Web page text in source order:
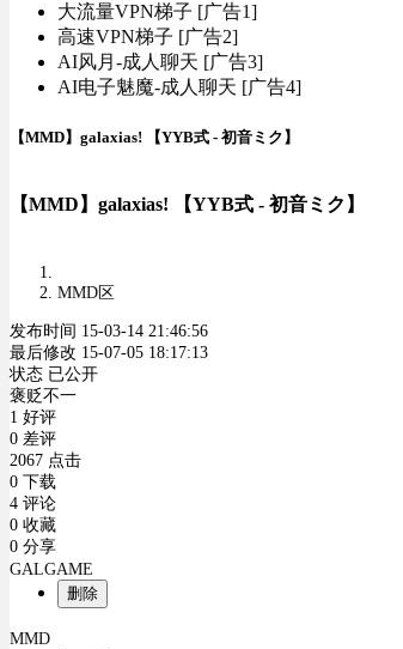
大流量VPN梯子 [广告1]
高速VPN梯子 [广告2]
AI风月-成人聊天 [广告3]
AI电子魅魔-成人聊天 [广告4]
【MMD】galaxias! 【YYB式 - 初音ミク】
【MMD】galaxias! 【YYB式 - 初音ミク】
MMD区
发布时间 15-03-14 21:46:56
最后修改 15-07-05 18:17:13
状态 已公开
褒贬不一
1 好评
0 差评
2067 点击
0 下载
4 评论
0 收藏
0 分享
GALGAME
删除
MMD